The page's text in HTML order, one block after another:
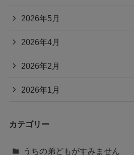
2026年5月
2026年4月
2026年2月
2026年1月
カテゴリー
うちの弟どもがすみません